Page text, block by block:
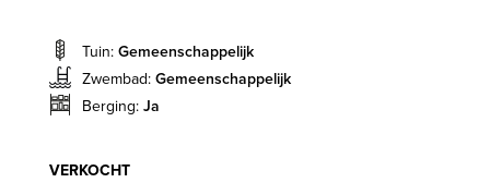
Tuin: Gemeenschappelijk
Zwembad: Gemeenschappelijk
Berging: Ja
VERKOCHT